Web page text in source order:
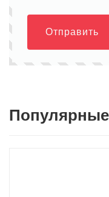
Отправить